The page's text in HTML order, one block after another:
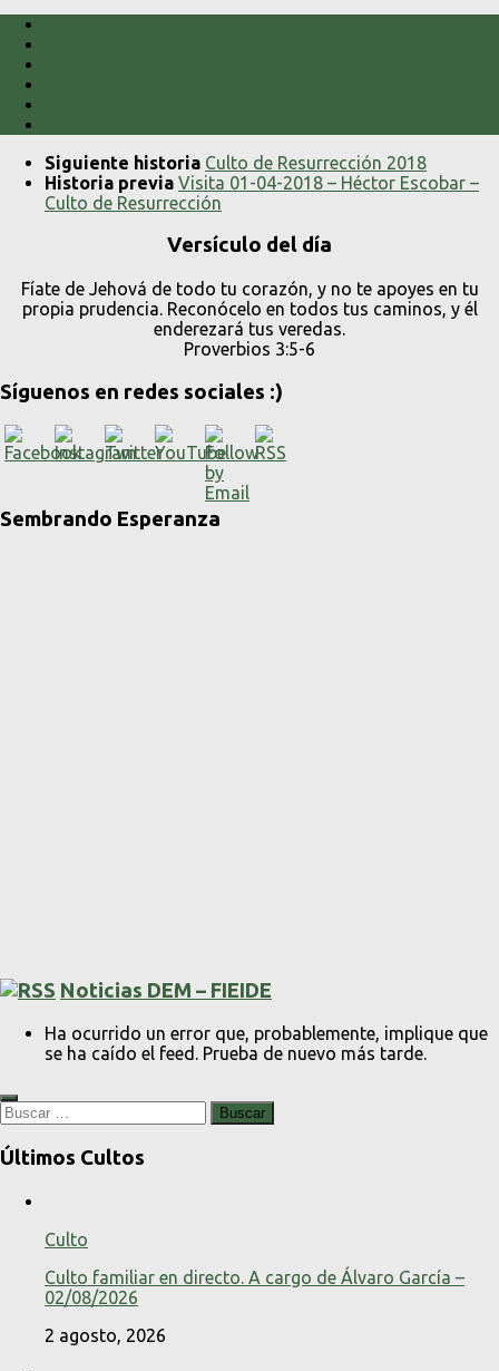
Siguiente historia Culto de Resurrección 2018
Historia previa Visita 01-04-2018 – Héctor Escobar –
Culto de Resurrección
Versículo del día
Fíate de Jehová de todo tu corazón, y no te apoyes en tu
propia prudencia. Reconócelo en todos tus caminos, y él
enderezará tus veredas.
Proverbios 3:5-6
Síguenos en redes sociales :)
Sembrando Esperanza
Noticias DEM – FIEIDE
Ha ocurrido un error que, probablemente, implique que
se ha caído el feed. Prueba de nuevo más tarde.
Buscar:
Últimos Cultos
Culto
Culto familiar en directo. A cargo de Álvaro García –
02/08/2026
2 agosto, 2026